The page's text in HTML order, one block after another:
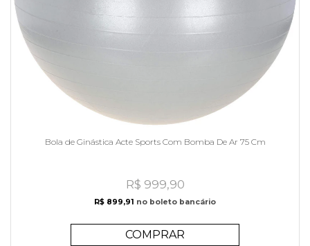
Bola de Ginástica Acte Sports Com Bomba De Ar 75 Cm
R$ 999,90
R$ 899,91 no boleto bancário
COMPRAR